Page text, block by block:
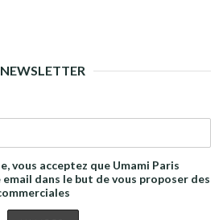
NEWSLETTER
vous acceptez que Umami Paris
dans le but de vous proposer des